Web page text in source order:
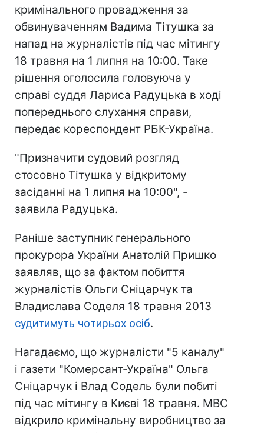
кримінального провадження за
обвинуваченням Вадима Тітушка за
напад на журналістів під час мітингу
18 травня на 1 липня на 10:00. Таке
рішення оголосила головуюча у
справі суддя Лариса Радуцька в ході
попереднього слухання справи,
передає кореспондент РБК-Україна.
"Призначити судовий розгляд
стосовно Тітушка у відкритому
засіданні на 1 липня на 10:00", -
заявила Радуцька.
Раніше заступник генерального
прокурора України Анатолій Пришко
заявляв, що за фактом побиття
журналістів Ольги Сніцарчук та
Владислава Соделя 18 травня 2013
судитимуть чотирьох осіб.
Нагадаємо, що журналісти "5 каналу"
і газети "Комерсант-Україна" Ольга
Сніцарчук і Влад Содель були побиті
під час мітингу в Києві 18 травня. МВС
відкрило кримінальну виробництво за